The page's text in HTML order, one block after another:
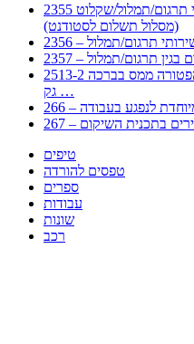
2355 דרישה לתשלום עבור מתן שירותי תרגום/תמלול/שקלוט
(מסלול תשלום לסטודנט)
שירותי תרגום/תמלול
בגין תרגום/תמלול
2513-2 טופס חדש הצהרה על העברה לחול הפטורה ממס בברכה
גק …
לנפגע בעבודה
בתכנית השיקום
טיפים
טפסים להורדה
ספרים
עבודות
שונות
רכב